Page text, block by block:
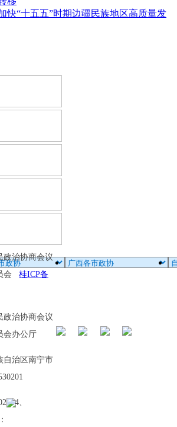
快“十五五”时期边疆民族地区高质量发
政治协商会议
会 桂ICP备
政治协商会议
会办公厅
自治区南宁市
、